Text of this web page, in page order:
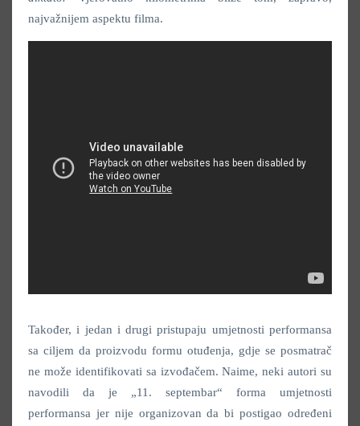
najvažnijem aspektu filma.
Također, i jedan i drugi pristupaju umjetnosti performansa
sa ciljem da proizvodu formu otuđenja, gdje se posmatrač
ne može identifikovati sa izvođačem. Naime, neki autori su
navodili da je „11. septembar“ forma umjetnosti
performansa jer nije organizovan da bi postigao određeni